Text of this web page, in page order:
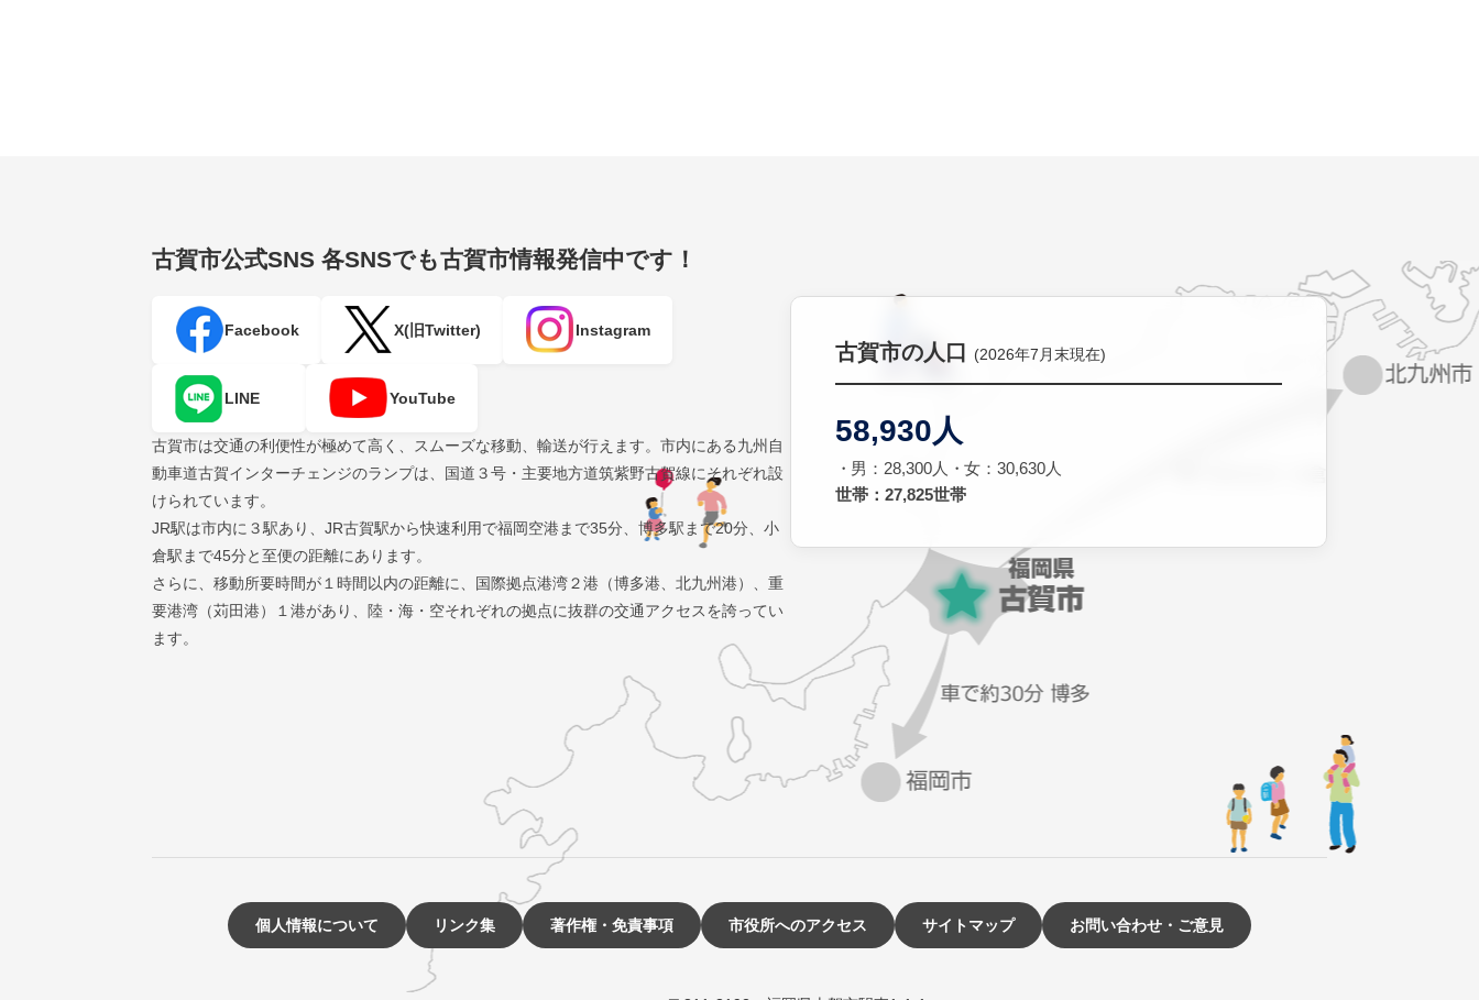
古賀市公式SNS 各SNSでも古賀市情報発信中です！
Facebook X(旧Twitter) Instagram
LINE YouTube
古賀市は交通の利便性が極めて高く、スムーズな移動、輸送が行えます。市内にある九州自
動車道古賀インターチェンジのランプは、国道３号・主要地方道筑紫野古賀線にそれぞれ設
けられています。
JR駅は市内に３駅あり、JR古賀駅から快速利用で福岡空港まで35分、博多駅まで20分、小
倉駅まで45分と至便の距離にあります。
さらに、移動所要時間が１時間以内の距離に、国際拠点港湾２港（博多港、北九州港）、重
要港湾（苅田港）１港があり、陸・海・空それぞれの拠点に抜群の交通アクセスを誇ってい
ます。
古賀市の人口 (2026年7月末現在)
58,930人
男：28,300人
女：30,630人
世帯：27,825世帯
個人情報について リンク集 著作権・免責事項 市役所へのアクセス サイトマップ お問い合わせ・ご意見